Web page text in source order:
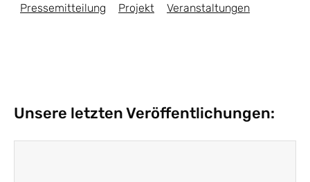
Pressemitteilung Projekt Veranstaltungen
Unsere letzten Veröffentlichungen: